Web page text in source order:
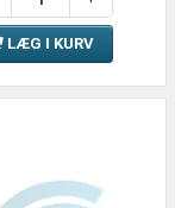
LÆG I KURV